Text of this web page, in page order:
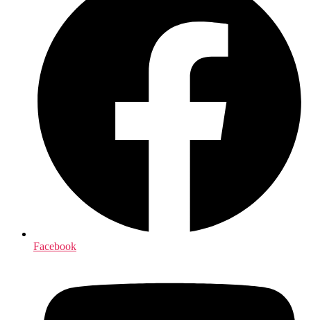
Facebook